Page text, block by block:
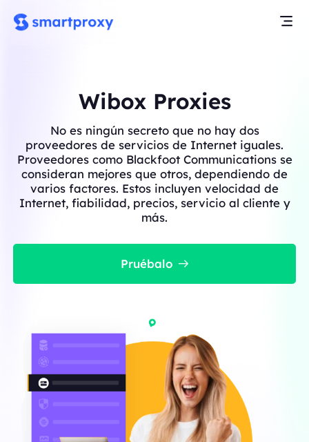
Wibox Proxies
No es ningún secreto que no hay dos
proveedores de servicios de Internet iguales.
Proveedores como Blackfoot Communications se
consideran mejores que otros, dependiendo de
varios factores. Estos incluyen velocidad de
Internet, fiabilidad, precios, servicio al cliente y
más.
Pruébalo